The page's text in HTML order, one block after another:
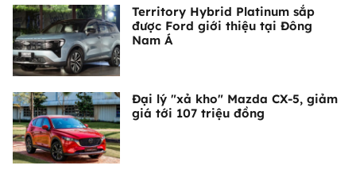
Territory Hybrid Platinum sắp
được Ford giới thiệu tại Đông
Nam Á
Đại lý "xả kho" Mazda CX-5, giảm
giá tới 107 triệu đồng